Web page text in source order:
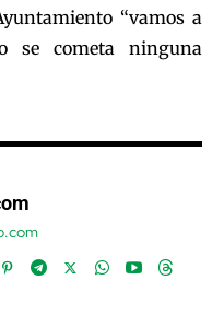
“vamos a
se cometa ninguna